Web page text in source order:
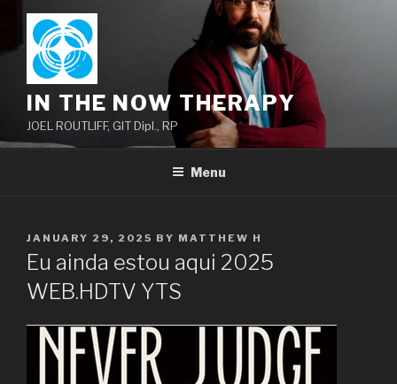
content
IN THE NOW THERAPY
JOEL ROUTLIFF, GIT Dipl., RP
Menu
POSTED
ON
JANUARY 29, 2025 BY MATTHEW H
Eu ainda estou aqui 2025
WEB.HDTV YTS